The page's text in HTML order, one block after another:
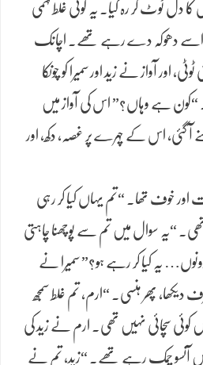
دل ٹوٹ کر رہ گیا۔ یہ کوئی غلط فہمی
اسے دھوکہ دے رہے تھے۔ اچانک
آواز نے زید اور سمیرا کو چونکا
“کون ہے وہاں؟” اس کی آواز میں
آ گئی، اس کے چہرے پر غصہ، دکھ، اور
خوف تھا۔ “تم یہاں کیا کر رہی
“یہ سوال میں تم سے پوچھنا چاہتی
یہ کیا کر رہے ہو؟” سمیرا نے
پھر ہنسی۔ “ارم، تم غلط سمجھ
کوئی سچائی نہیں تھی۔ ارم نے زید کی
آنسو چمک رہے تھے۔ “زید، تم نے